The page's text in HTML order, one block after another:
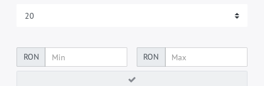
RON RON